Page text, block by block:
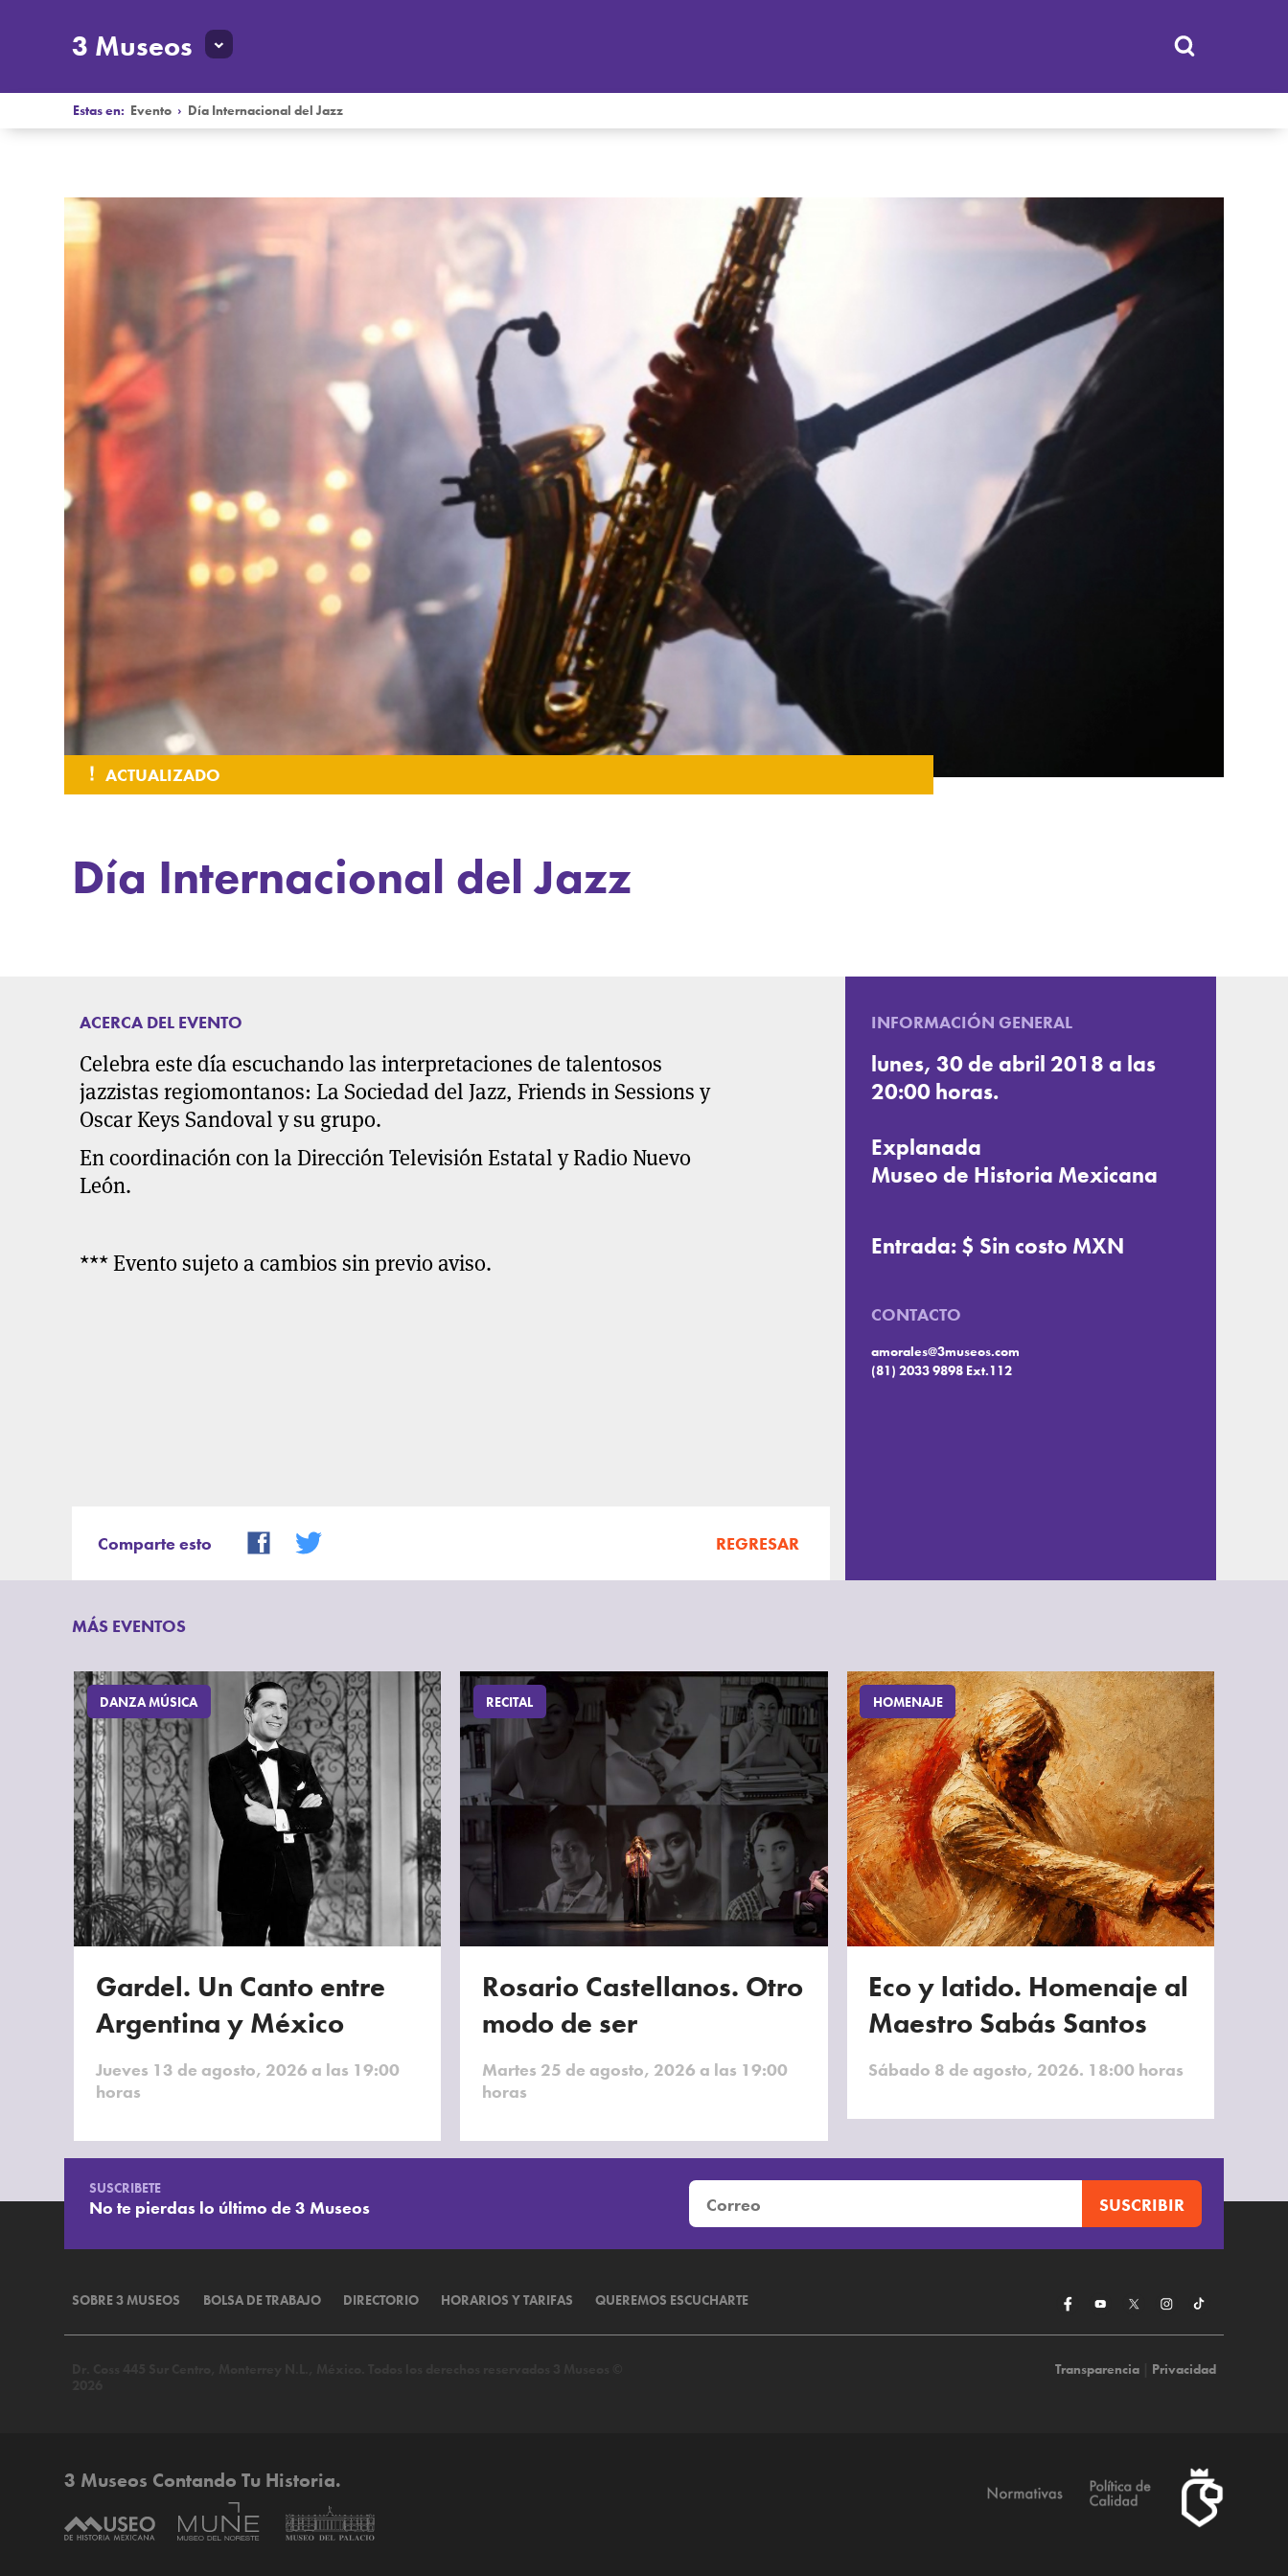
3 Museos
Estas en: Evento › Día Internacional del Jazz
ACTUALIZADO
Día Internacional del Jazz
ACERCA DEL EVENTO
Celebra este día escuchando las interpretaciones de talentosos
jazzistas regiomontanos: La Sociedad del Jazz, Friends in Sessions y
Oscar Keys Sandoval y su grupo.
En coordinación con la Dirección Televisión Estatal y Radio Nuevo
León.
*** Evento sujeto a cambios sin previo aviso.
Comparte esto REGRESAR
INFORMACIÓN GENERAL
lunes, 30 de abril 2018 a las
20:00 horas.
Explanada
Museo de Historia Mexicana
Entrada: $ Sin costo MXN
CONTACTO
amorales@3museos.com
(81) 2033 9898 Ext.112
MÁS EVENTOS
DANZA MÚSICA
Gardel. Un Canto entre
Argentina y México
Jueves 13 de agosto, 2026 a las 19:00
horas
RECITAL
Rosario Castellanos. Otro
modo de ser
Martes 25 de agosto, 2026 a las 19:00
horas
HOMENAJE
Eco y latido. Homenaje al
Maestro Sabás Santos
Sábado 8 de agosto, 2026. 18:00 horas
SUSCRIBETE
No te pierdas lo último de 3 Museos
SOBRE 3 MUSEOS BOLSA DE TRABAJO DIRECTORIO HORARIOS Y TARIFAS QUEREMOS ESCUCHARTE
Transparencia| Privacidad
3 Museos Contando Tu Historia.